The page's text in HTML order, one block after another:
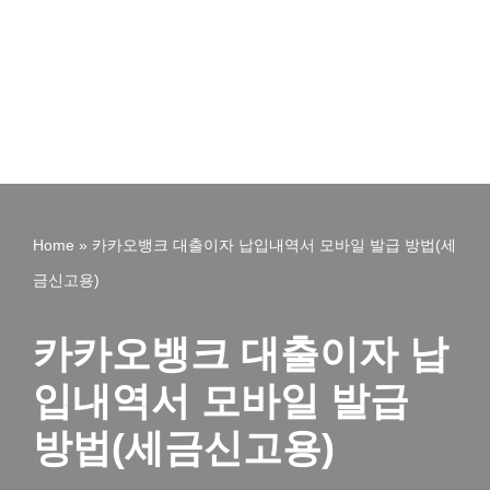
Home » 카카오뱅크 대출이자 납입내역서 모바일 발급 방법(세
금신고용)
카카오뱅크 대출이자 납
입내역서 모바일 발급
방법(세금신고용)